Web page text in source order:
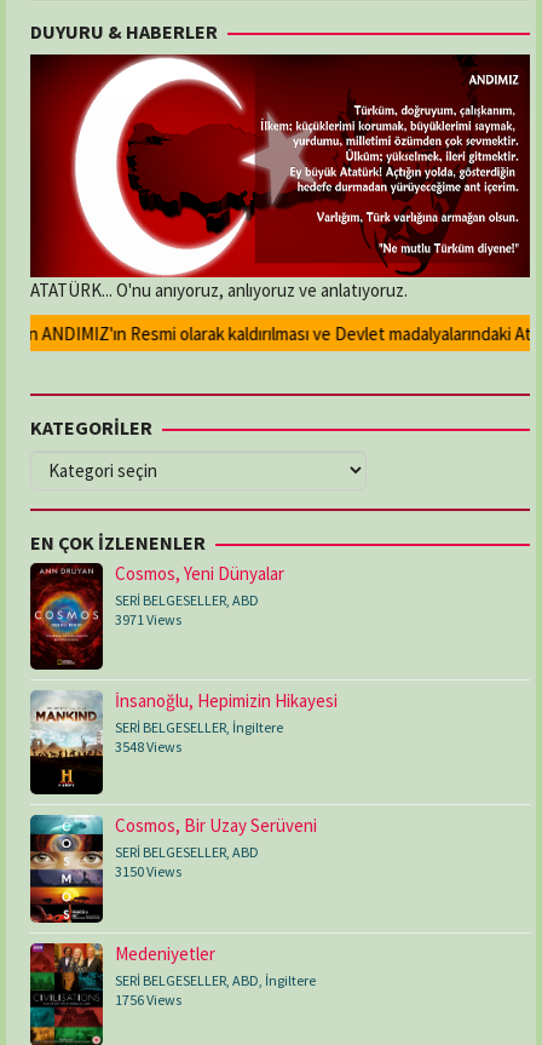
DUYURU & HABERLER
ATATÜRK... O'nu anıyoruz, anlıyoruz ve anlatıyoruz.
ANDIMIZ'ın Resmi olarak kaldırılması ve Devlet madalyalarındaki
KATEGORİLER
KATEGORİLER
EN ÇOK İZLENENLER
Cosmos, Yeni Dünyalar
SERİ BELGESELLER, ABD
3971 Views
İnsanoğlu, Hepimizin Hikayesi
SERİ BELGESELLER, İngiltere
3548 Views
Cosmos, Bir Uzay Serüveni
SERİ BELGESELLER ABD
3150 Views
Medeniyetler
SERİ BELGESELLER ABD İngiltere
1756 Views